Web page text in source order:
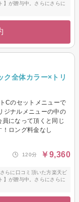
】が贈与中。さらにさらに
ク全体カラー×トリ
Cのセットメニューで
ジナルメニューの中の
になって頂くと同じ
ロング料金なし
120分 ￥9,360
らに口コミ頂いた方楽天ビ
】が贈与中。さらにさらに